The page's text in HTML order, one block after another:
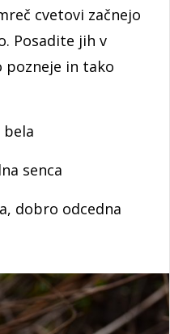
cvetovi začnejo
Posadite jih v
pozneje in tako
bela
senca
dobro odcedna